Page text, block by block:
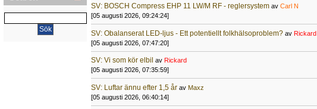
SV: BOSCH Compress EHP 11 LW/M RF - reglersystem av Carl N
[05 augusti 2026, 09:24:24]
SV: Obalanserat LED-ljus - Ett potentiellt folkhälsoproblem? av Rickard
[05 augusti 2026, 07:47:20]
SV: Vi som kör elbil av Rickard
[05 augusti 2026, 07:35:59]
SV: Luftar ännu efter 1,5 år av Maxz
[05 augusti 2026, 06:40:14]